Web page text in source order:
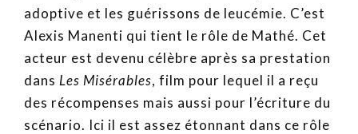
adoptive et les guérissons de leucémie. C’est
Alexis Manenti qui tient le rôle de Mathé. Cet
acteur est devenu célèbre après sa prestation
dans Les Misérables, film pour lequel il a reçu
des récompenses mais aussi pour l’écriture du
scénario. Ici il est assez étonnant dans ce rôle